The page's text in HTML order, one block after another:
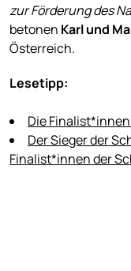
zur Förderung des
betonen Karl und
Österreich.
Lesetipp:
Die
Der Sieger der
Finalist*innen der